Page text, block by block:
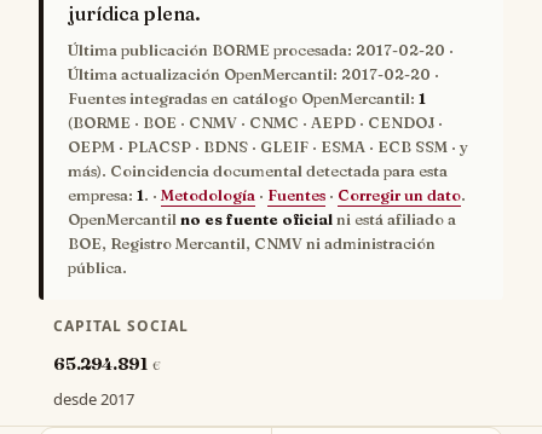
jurídica plena.
Última publicación BORME procesada: 2017-02-20 ·
Última actualización OpenMercantil: 2017-02-20 ·
Fuentes integradas en catálogo OpenMercantil: 1
(BORME · BOE · CNMV · CNMC · AEPD · CENDOJ ·
OEPM · PLACSP · BDNS · GLEIF · ESMA · ECB SSM · y
más). Coincidencia documental detectada para esta
empresa: 1. · Metodología · Fuentes · Corregir un dato.
OpenMercantil no es fuente oficial ni está afiliado a
BOE, Registro Mercantil, CNMV ni administración
pública.
CAPITAL SOCIAL
65.294.891 €
desde 2017